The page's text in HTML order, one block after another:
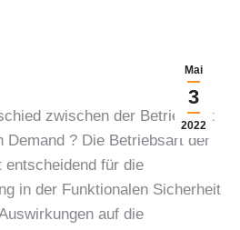
Mai
3
2022
zwischen der Betriebsart
Demand ? Die Betriebsart der
für die
in der Funktionalen Sicherheit
auf die